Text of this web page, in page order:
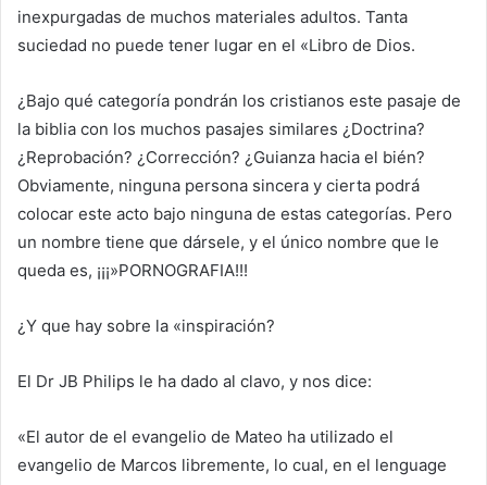
inexpurgadas de muchos materiales adultos. Tanta
suciedad no puede tener lugar en el «Libro de Dios.
¿Bajo qué categoría pondrán los cristianos este pasaje de
la biblia con los muchos pasajes similares ¿Doctrina?
¿Reprobación? ¿Corrección? ¿Guianza hacia el bién?
Obviamente, ninguna persona sincera y cierta podrá
colocar este acto bajo ninguna de estas categorías. Pero
un nombre tiene que dársele, y el único nombre que le
queda es, ¡¡¡»PORNOGRAFIA!!!
¿Y que hay sobre la «inspiración?
El Dr JB Philips le ha dado al clavo, y nos dice:
«El autor de el evangelio de Mateo ha utilizado el
evangelio de Marcos libremente, lo cual, en el lenguage